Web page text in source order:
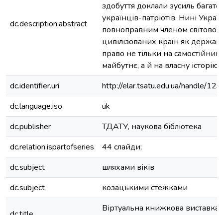
dc.description.abstract
здобуття доклали зусиль
українців-патріотів. Нині
повноправним членом світової
цивілізованих країн як
право не тільки на самостійний
майбутнє, а й на власну історію.
dc.identifier.uri
http://elar.tsatu.edu.ua/handle/
dc.language.iso
uk
dc.publisher
ТДАТУ, наукова бібліотека
dc.relation.ispartofseries
44 слайди;
dc.subject
шляхами віків
dc.subject
козацькими стежками
Віртуальна книжкова виставка